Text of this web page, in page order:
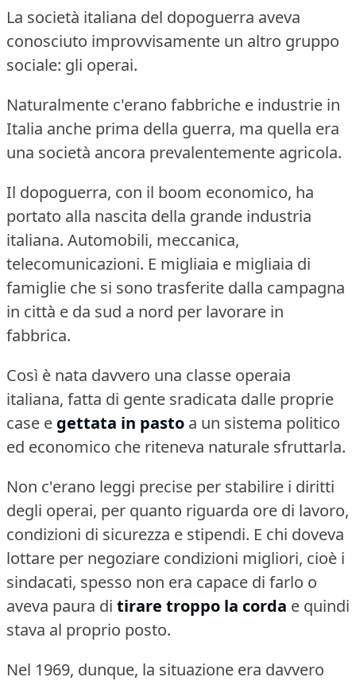
La società italiana del dopoguerra aveva
conosciuto improvvisamente un altro gruppo
sociale: gli operai.
Naturalmente c'erano fabbriche e industrie in
Italia anche prima della guerra, ma quella era
una società ancora prevalentemente agricola.
Il dopoguerra, con il boom economico, ha
portato alla nascita della grande industria
italiana. Automobili, meccanica,
telecomunicazioni. E migliaia e migliaia di
famiglie che si sono trasferite dalla campagna
in città e da sud a nord per lavorare in
fabbrica.
Così è nata davvero una classe operaia
italiana, fatta di gente sradicata dalle proprie
case e gettata in pasto a un sistema politico
ed economico che riteneva naturale sfruttarla.
Non c'erano leggi precise per stabilire i diritti
degli operai, per quanto riguarda ore di lavoro,
condizioni di sicurezza e stipendi. E chi doveva
lottare per negoziare condizioni migliori, cioè i
sindacati, spesso non era capace di farlo o
aveva paura di tirare troppo la corda e quindi
stava al proprio posto.
Nel 1969, dunque, la situazione era davvero